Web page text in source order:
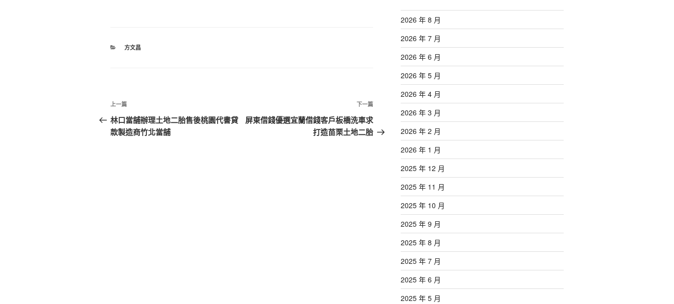
分
方文昌
文
章
導
上
一
篇
上一篇
林口當舖辦理土地二胎售後桃園代書貸
款製造商竹北當舖
下
一
篇
下一篇
屏東借錢優選宜蘭借錢客戶板橋洗車求
打造苗栗土地二胎
2026 年 8 月
2026 年 7 月
2026 年 6 月
2026 年 5 月
2026 年 4 月
2026 年 3 月
2026 年 2 月
2026 年 1 月
2025 年 12 月
2025 年 11 月
2025 年 10 月
2025 年 9 月
2025 年 8 月
2025 年 7 月
2025 年 6 月
2025 年 5 月